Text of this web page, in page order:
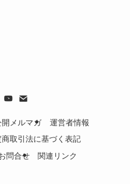
開メルマガ
運営者情報
商取引法に基づく表記
問合せ
関連リンク